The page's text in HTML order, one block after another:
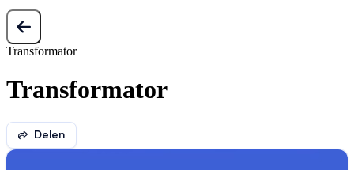
Transformator
Transformator
Delen